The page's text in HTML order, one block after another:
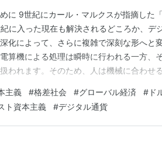
に 9世紀にカール・マルクスが指摘した
に入った現在も解決されるどころか、デ
化によって、さらに複雑で深刻な形へと
算機による処理は瞬時に行われる一方、
われます。そのため、人は機械に合わせ
いるとも言えるでしょう。 また、日本
れば避けるべきもの」という価値観が広
主義 #格差社会 #グローバル経済 # ド
ト資本主義 #デジタル通貨